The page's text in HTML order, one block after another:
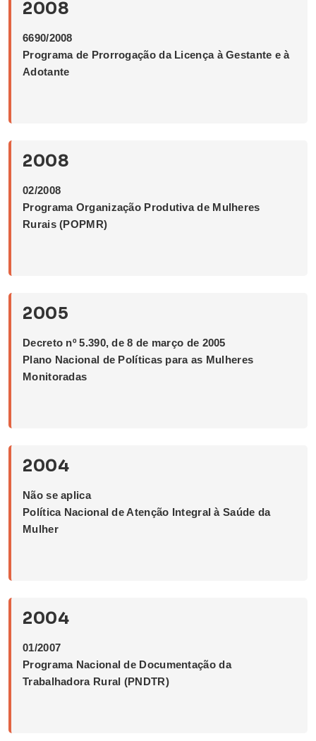
2008
6690/2008
Programa de Prorrogação da Licença à Gestante e à
Adotante
2008
02/2008
Programa Organização Produtiva de Mulheres
Rurais (POPMR)
2005
Decreto nº 5.390, de 8 de março de 2005
Plano Nacional de Políticas para as Mulheres
Monitoradas
2004
Não se aplica
Política Nacional de Atenção Integral à Saúde da
Mulher
2004
01/2007
Programa Nacional de Documentação da
Trabalhadora Rural (PNDTR)